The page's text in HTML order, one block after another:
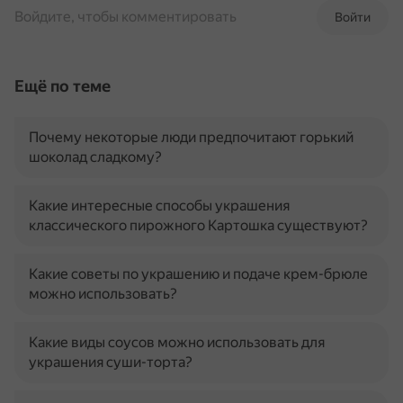
Войти
Войдите, чтобы комментировать
Ещё по теме
Почему некоторые люди предпочитают горький
шоколад сладкому?
Какие интересные способы украшения
классического пирожного Картошка существуют?
Какие советы по украшению и подаче крем-брюле
можно использовать?
Какие виды соусов можно использовать для
украшения суши-торта?